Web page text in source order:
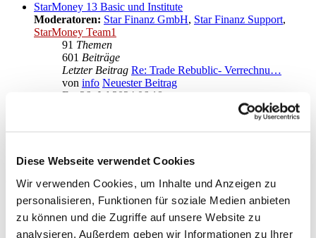
Diese Webseite verwendet Cookies
Wir verwenden Cookies, um Inhalte und Anzeigen zu
personalisieren, Funktionen für soziale Medien anbieten
zu können und die Zugriffe auf unsere Website zu
analysieren. Außerdem geben wir Informationen zu Ihrer
StarMoney 13 Basic und Institute
Moderatoren: Star Finanz GmbH, Star Finanz Support,
StarMoney Team1
91 Themen
601 Beiträge
Letzter Beitrag Re: Trade Rebublic- Verrechnu…
von info Neuester Beitrag
Fr., 26. Jul 2024 06:18
Anregungen und Wünsche zu StarMoney 13 Basic
Moderatoren: Star Finanz GmbH,Star Finanz Support,
Gehe zu
Star Finanz GmbH
↳ Ankündigungen der Star Finanz GmbH
↳ Inhalte OnlineUpdates (Produktaktualisierungen)